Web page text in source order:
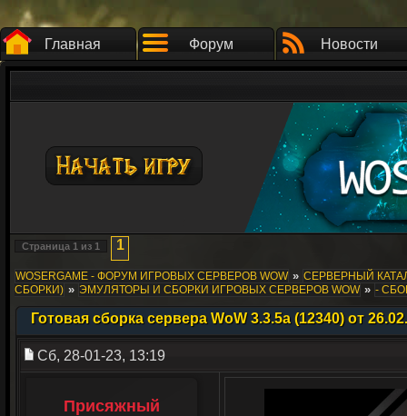
Главная Форум Новости
Страница 1 из 1 1
WOSERGAME - ФОРУМ ИГРОВЫХ СЕРВЕРОВ WOW » СЕРВЕРНЫЙ
СБОРКИ) » ЭМУЛЯТОРЫ И СБОРКИ ИГРОВЫХ СЕРВЕРОВ WOW » -
Готовая сборка сервера WoW 3.3.5a (12340) от
Сб, 28-01-23, 13:19
Присяжный